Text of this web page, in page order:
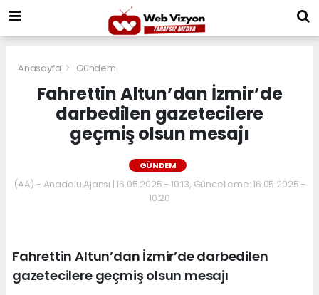
Anasayfa Gündem
Fahrettin Altun’dan İzmir’de
darbedilen gazetecilere
geçmiş olsun mesajı
GÜNDEM
(AA) - Anadolu Ajansı | 16.05.2025 - 10:13, Güncelleme: 16.05.2025 -
10:20
Fahrettin Altun’dan İzmir’de darbedilen
gazetecilere geçmiş olsun mesajı